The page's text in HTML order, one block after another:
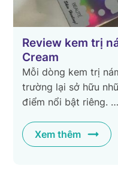
TOP 3 loại kem
khuyên dùng
Nám sạm là vấn đề
em phụ nữ gây ra
cho mỗi người. Có …
Xem thêm